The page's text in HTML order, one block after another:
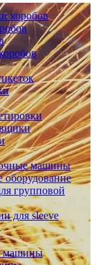
коробов
машины
оборудование
групповой
для sleeve
машины